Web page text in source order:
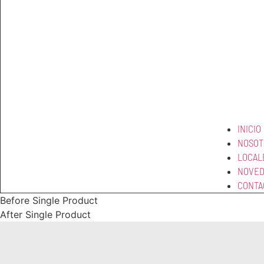
INICIO
Before Single Product
After Single Product